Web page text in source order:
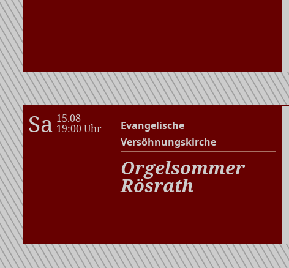
Sa 15.08
19:00 Uhr
Evangelische
Versöhnungskirche
Orgelsommer
Rösrath